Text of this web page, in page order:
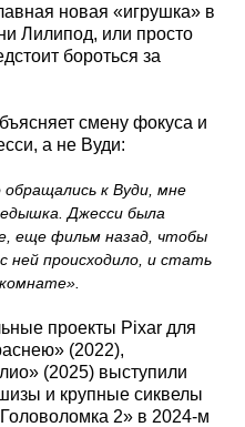
новая «игрушка» в
Лилипод, или просто
бороться за
смену фокуса и
а не Вуди:
к Вуди, мне
Джесси была
еще фильм назад, чтобы
ней происходило, и стать
проекты Pixar для
(2022),
(2025) выступили
и крупные сиквелы
2» в 2024‑м